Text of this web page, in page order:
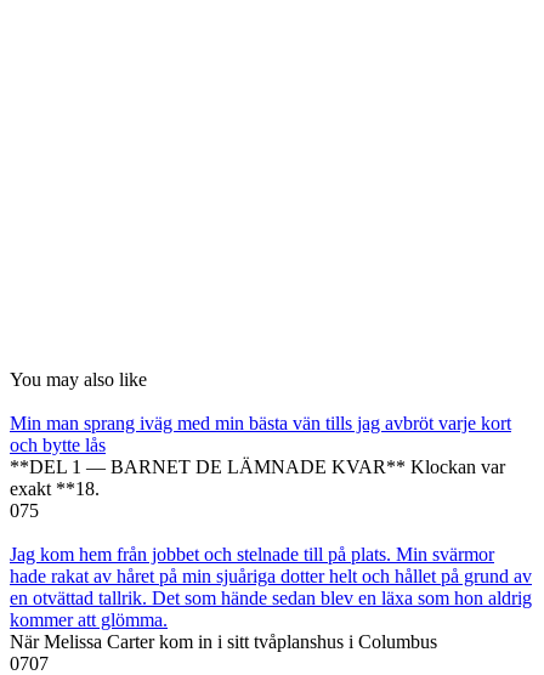
You may also like
Min man sprang iväg med min bästa vän tills jag avbröt varje kort
och bytte lås
**DEL 1 — BARNET DE LÄMNADE KVAR** Klockan var
exakt **18.
075
Jag kom hem från jobbet och stelnade till på plats. Min svärmor
hade rakat av håret på min sjuåriga dotter helt och hållet på grund av
en otvättad tallrik. Det som hände sedan blev en läxa som hon aldrig
kommer att glömma.
När Melissa Carter kom in i sitt tvåplanshus i Columbus
0707